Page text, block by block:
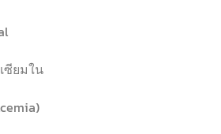
ซียมใน